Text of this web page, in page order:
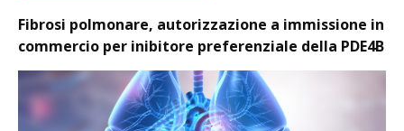
Fibrosi polmonare, autorizzazione a immissione in
commercio per inibitore preferenziale della PDE4B